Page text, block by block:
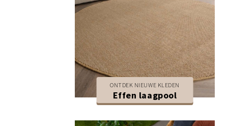
ONTDEK NIEUWE KLEDEN
Effen laagpool